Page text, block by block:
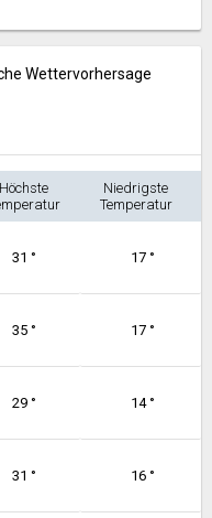
Wettervorhersage
Höchste
Niedrigste
Temperatur
31 ° 17 °
35 ° 17 °
29 ° 14 °
31 ° 16 °